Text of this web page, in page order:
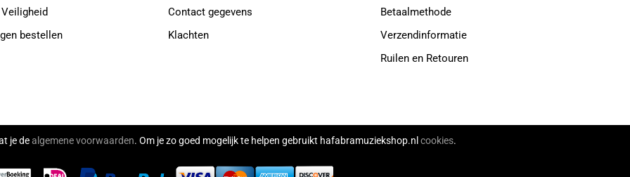
bestellen
Contact gegevens
Klachten
Betaalmethode
Verzendinformatie
Ruilen en Retouren
je dealgemene voorwaarden. Om je zo goed mogelijk te helpen gebruikt hafabramuziekshop.nl cookies.